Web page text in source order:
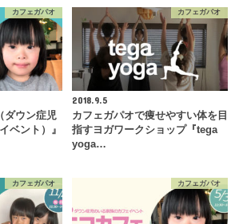
カフェガパオ
ダウン症児
ベント）』
カフェガパオ
2018.9.5
カフェガパオで痩せやすい体を目
指すヨガワークショップ『tega
yoga…
カフェガパオ カフェガパオ